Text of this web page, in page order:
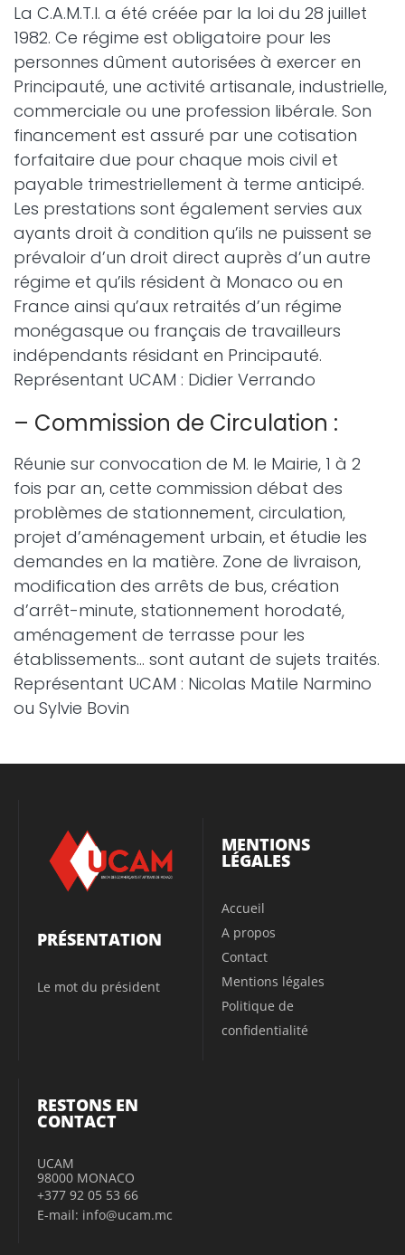
La C.A.M.T.I. a été créée par la loi du 28 juillet
1982. Ce régime est obligatoire pour les
personnes dûment autorisées à exercer en
Principauté, une activité artisanale, industrielle,
commerciale ou une profession libérale. Son
financement est assuré par une cotisation
forfaitaire due pour chaque mois civil et
payable trimestriellement à terme anticipé.
Les prestations sont également servies aux
ayants droit à condition qu’ils ne puissent se
prévaloir d’un droit direct auprès d’un autre
régime et qu’ils résident à Monaco ou en
France ainsi qu’aux retraités d’un régime
monégasque ou français de travailleurs
indépendants résidant en Principauté.
Représentant UCAM : Didier Verrando
– Commission de Circulation :
Réunie sur convocation de M. le Mairie, 1 à 2
fois par an, cette commission débat des
problèmes de stationnement, circulation,
projet d’aménagement urbain, et étudie les
demandes en la matière. Zone de livraison,
modification des arrêts de bus, création
d’arrêt-minute, stationnement horodaté,
aménagement de terrasse pour les
établissements… sont autant de sujets traités.
Représentant UCAM : Nicolas Matile Narmino
ou Sylvie Bovin
PRÉSENTATION
Le mot du président
MENTIONS
LÉGALES
Accueil
A propos
Contact
Mentions légales
Politique de
confidentialité
RESTONS EN
CONTACT
UCAM
98000 MONACO
+377 92 05 53 66
E-mail: info@ucam.mc